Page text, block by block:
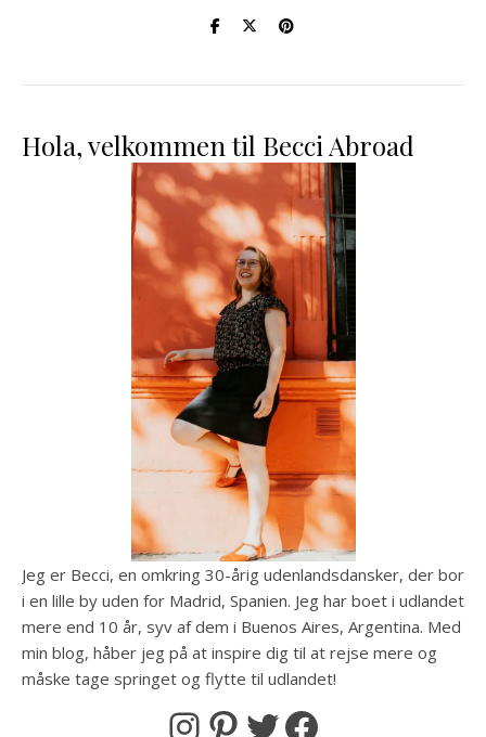
Hola, velkommen til Becci Abroad
Jeg er Becci, en omkring 30-årig udenlandsdansker, der bor
i en lille by uden for Madrid, Spanien. Jeg har boet i udlandet
mere end 10 år, syv af dem i Buenos Aires, Argentina. Med
min blog, håber jeg på at inspire dig til at rejse mere og
måske tage springet og flytte til udlandet!
InstagramPinterestTwitterFacebook